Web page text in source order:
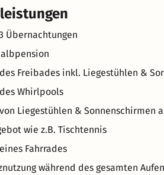
Übernachtungen
Freibades inkl. Liegestühlen &
Whirlpools
Liegestühlen & Sonnenschirmen
wie z.B. Tischtennis
Fahrrades
während des gesamten